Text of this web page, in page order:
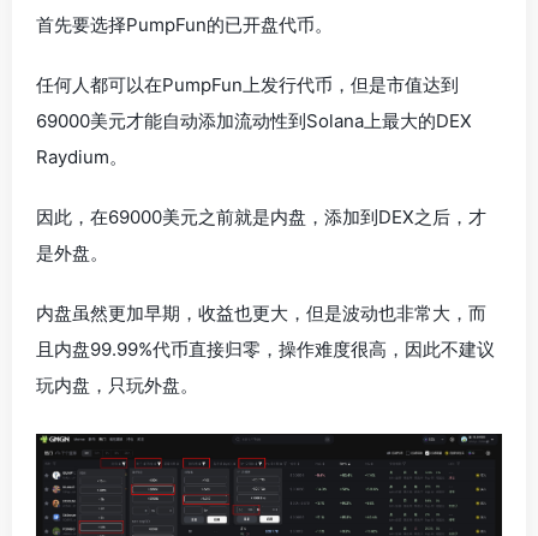
首先要选择PumpFun的已开盘代币。
任何人都可以在PumpFun上发行代币，但是市值达到
69000美元才能自动添加流动性到Solana上最大的DEX
Raydium。
因此，在69000美元之前就是内盘，添加到DEX之后，才
是外盘。
内盘虽然更加早期，收益也更大，但是波动也非常大，而
且内盘99.99%代币直接归零，操作难度很高，因此不建议
玩内盘，只玩外盘。